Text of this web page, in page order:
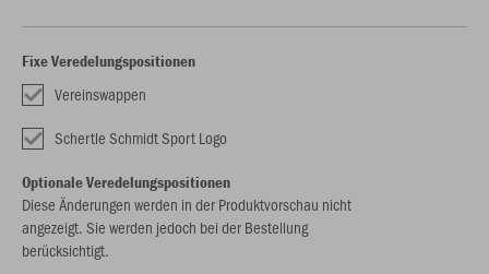
Fixe Veredelungspositionen
Vereinswappen
Schertle Schmidt Sport Logo
Optionale Veredelungspositionen
Diese Änderungen werden in der Produktvorschau nicht
angezeigt. Sie werden jedoch bei der Bestellung
berücksichtigt.